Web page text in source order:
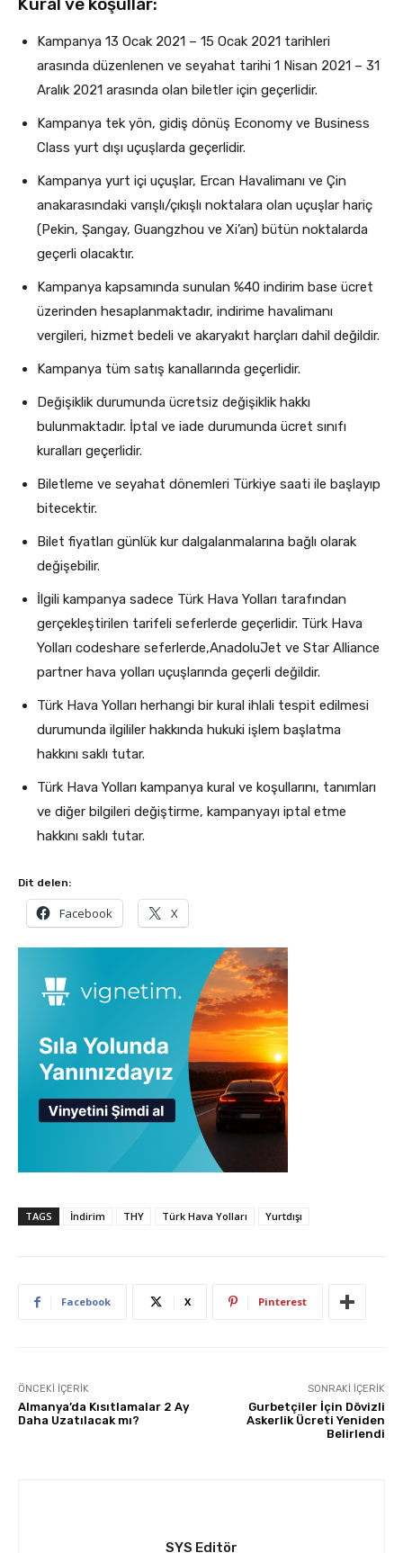
Kural ve koşullar:
Kampanya 13 Ocak 2021 – 15 Ocak 2021 tarihleri
arasında düzenlenen ve seyahat tarihi 1 Nisan 2021 – 31
Aralık 2021 arasında olan biletler için geçerlidir.
Kampanya tek yön, gidiş dönüş Economy ve Business
Class yurt dışı uçuşlarda geçerlidir.
Kampanya yurt içi uçuşlar, Ercan Havalimanı ve Çin
anakarasındaki varışlı/çıkışlı noktalara olan uçuşlar hariç
(Pekin, Şangay, Guangzhou ve Xi’an) bütün noktalarda
geçerli olacaktır.
Kampanya kapsamında sunulan %40 indirim base ücret
üzerinden hesaplanmaktadır, indirime havalimanı
vergileri, hizmet bedeli ve akaryakıt harçları dahil değildir.
Kampanya tüm satış kanallarında geçerlidir.
Değişiklik durumunda ücretsiz değişiklik hakkı
bulunmaktadır. İptal ve iade durumunda ücret sınıfı
kuralları geçerlidir.
Biletleme ve seyahat dönemleri Türkiye saati ile başlayıp
bitecektir.
Bilet fiyatları günlük kur dalgalanmalarına bağlı olarak
değişebilir.
İlgili kampanya sadece Türk Hava Yolları tarafından
gerçekleştirilen tarifeli seferlerde geçerlidir. Türk Hava
Yolları codeshare seferlerde,AnadoluJet ve Star Alliance
partner hava yolları uçuşlarında geçerli değildir.
Türk Hava Yolları herhangi bir kural ihlali tespit edilmesi
durumunda ilgililer hakkında hukuki işlem başlatma
hakkını saklı tutar.
Türk Hava Yolları kampanya kural ve koşullarını, tanımları
ve diğer bilgileri değiştirme, kampanyayı iptal etme
hakkını saklı tutar.
Dit delen:
Facebook X
TAGS İndirim THY Türk Hava Yolları Yurtdışı
Facebook X Pinterest
ÖNCEKI İÇERIK
Almanya’da Kısıtlamalar 2 Ay
Daha Uzatılacak mı?
SONRAKI İÇERIK
Gurbetçiler İçin Dövizli
Askerlik Ücreti Yeniden
Belirlendi
SYS Editör